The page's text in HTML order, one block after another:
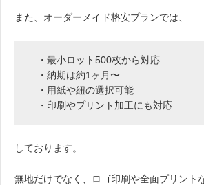
また、オーダーメイド格安プランでは、
・最小ロット500枚から対応
・納期は約1ヶ月〜
・用紙や紐の選択可能
・印刷やプリント加工にも対応
しております。
無地だけでなく、ロゴ印刷や全面プリント